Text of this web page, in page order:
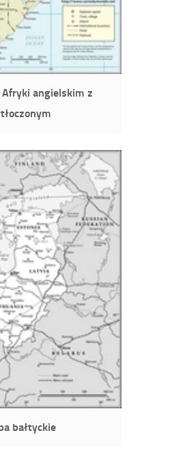
Afryki angielskim z
bałtyckie